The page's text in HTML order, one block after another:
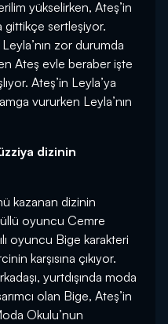
yükselirken, Ateş’in
gittikçe sertleşiyor.
Leyla’nın zor durumda
Ateş evle beraber işte
Ateş’in Leyla’ya
vururken Leyla’nın
dizinin
kazanan dizinin
oyuncu Cemre
oyuncu Bige karakteri
karşısına çıkıyor.
yurtdışında moda
olan Bige, Ateş’in
Okulu’nun